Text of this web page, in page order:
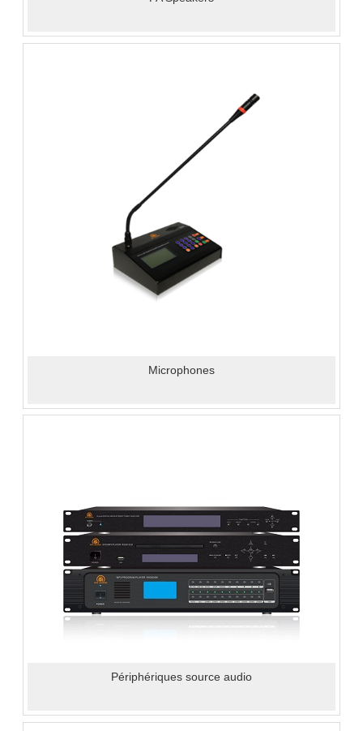
Microphones
Périphériques source audio